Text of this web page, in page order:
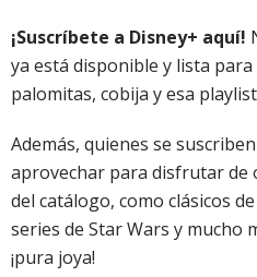
¡Suscríbete a Disney+ aquí!
ya está disponible y lista
palomitas, cobija y esa
Además, quienes se
aprovechar para disfrutar de
del catálogo, como clásicos
series de Star Wars y mucho
¡pura joya!